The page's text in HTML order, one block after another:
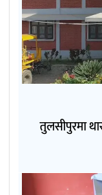
तुलसीपुरमा